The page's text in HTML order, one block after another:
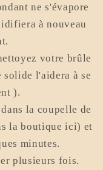
ne s'évapore
à nouveau
votre brûle
l'aidera à se
).
la coupelle de
la boutique ici) et
minutes.
plusieurs fois.